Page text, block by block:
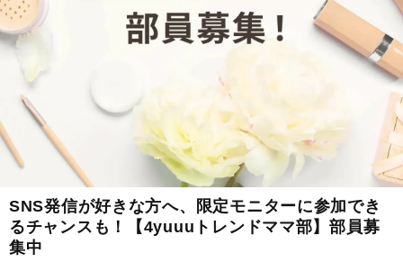
SNS発信が好きな方へ、限定モニターに参加でき
るチャンスも！【4yuuuトレンドママ部】部員募
集中